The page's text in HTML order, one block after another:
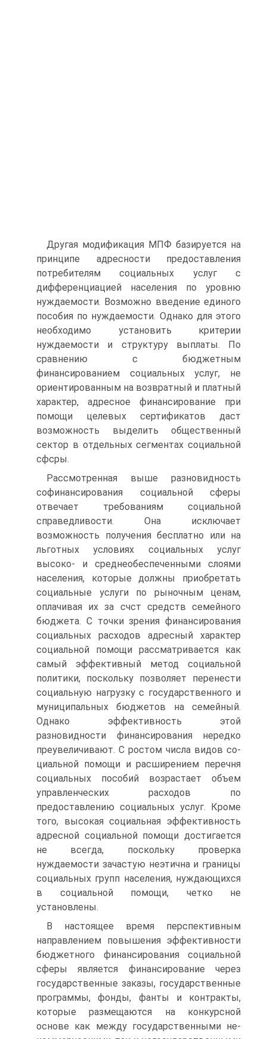
Другая модификация МПФ базируется на
принципе адресности предоставления
потребителям социальных услуг с
дифференциаци­ей населения по уровню
нуждаемости. Возможно введение единого
пособия по нуждаемости. Однако для этого
необходимо установить критерии
нуждаемости и структуру выплаты. По
сравнению с бюд­жетным
финансированием социальных услуг, не
ориентированным на возвратный и платный
характер, адресное финансирование при
помощи целевых сертификатов даст
возможность выделить общест­венный
сектор в отдельных сегментах социальной
сфсры.
Рассмотренная выше разновидность
софинансирования социаль­ной сферы
отвечает требованиям социальной
справедливости. Она исключает
возможность получения бесплатно или на
льготных ус­ловиях социальных услуг
высоко- и среднеобеспеченными слоями
населения, которые должны приобретать
социальные услуги по ры­ночным ценам,
оплачивая их за счст средств семейного
бюджета. С точки зрения финансирования
социальных расходов адресный ха­рактер
социальной помощи рассматривается как
самый эффектив­ный метод социальной
политики, поскольку позволяет перенести
социальную нагрузку с государственного и
муниципальных бюдже­тов на семейный.
Однако эффективность этой
разновидности фи­нансирования нередко
преувеличивают. С ростом числа видов со­
циальной помощи и расширением перечня
социальных пособий возрастает объем
управленческих расходов по
предоставлению со­циальных услуг. Кроме
того, высокая социальная эффективность
адресной социальной помощи достигается
не всегда, поскольку проверка
нуждаемости зачастую неэтична и границы
социальных групп населения, нуждающихся
в социальной помощи, четко не
установлены.
В настоящее время перспективным
направлением повышения эффективности
бюджетного финансирования социальной
сферы является финансирование через
государственные заказы, государст­венные
программы, фонды, фанты и контракты,
которые разме­щаются на конкурсной
основе как между государственными не­